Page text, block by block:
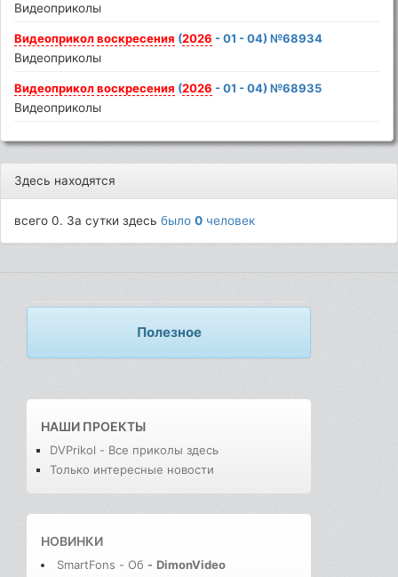
Видеоприколы
Видеоприкол воскресения (2026 - 01 - 04) №68934
Видеоприколы
Видеоприкол воскресения (2026 - 01 - 04) №68935
Видеоприколы
Здесь находятся
всего 0. За сутки здесьбыло0 человек
Полезное
НАШИ ПРОЕКТЫ
DVPrikol - Все приколы здесь
Только интересные новости
НОВИНКИ
SmartFons - Об - DimonVideo